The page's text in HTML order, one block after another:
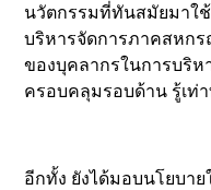
นวัตกรรมที่ทันสมัยมาใช้
บริหารจัดการภาคสหก
ของบุคลากรในการบริห
ครอบคลุมรอบด้าน รู้เท่
อีกทั้ง ยังได้มอบนโยบา